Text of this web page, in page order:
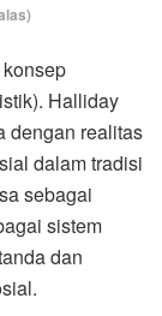
Halliday
dengan realitas
dalam tradisi
sebagai
sistem
dan